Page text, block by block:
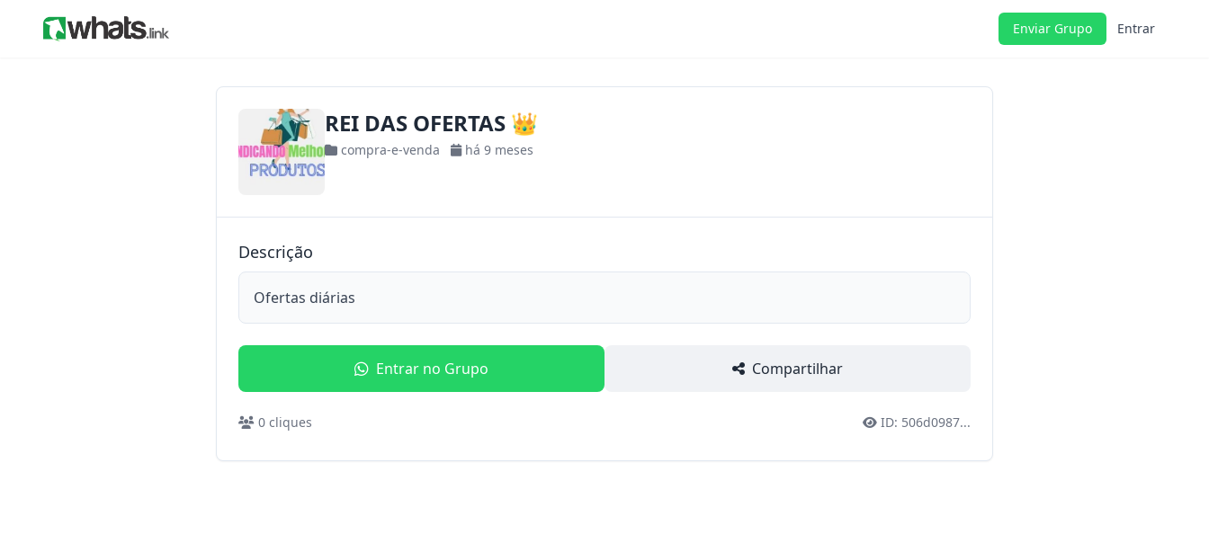
Enviar Grupo Entrar
REI DAS OFERTAS 👑
compra-e-venda há 9 meses
Descrição
Ofertas diárias
Entrar no Grupo Compartilhar
0 cliques ID: 506d0987...